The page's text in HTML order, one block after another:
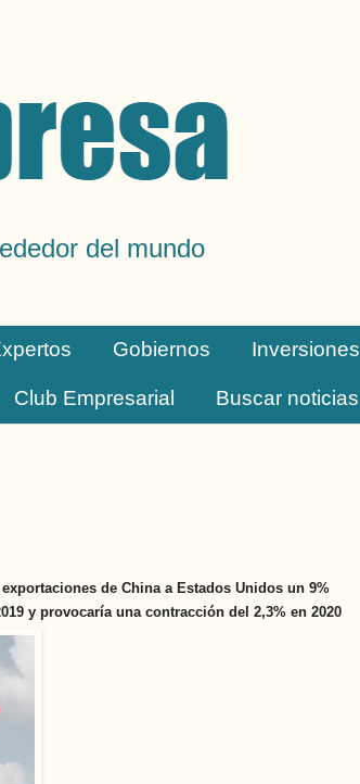
del mundo
Gobiernos Inversiones
Club Empresarial Buscar noticias
de China a Estados Unidos un 9%
y provocaría una contracción del 2,3% en 2020